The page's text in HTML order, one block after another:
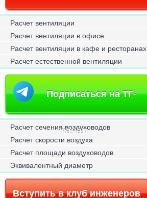
Расчет вентиляции
Расчет вентиляции в офисе
Расчет вентиляции в кафе и ресторанах
Расчет естественной вентиляции
Подписаться на ТГ-
канал
Расчет сечения воздуховодов
Расчет скорости воздуха
Расчет площади воздуховодов
Эквивалентный диаметр
Вступить в клуб инженеров